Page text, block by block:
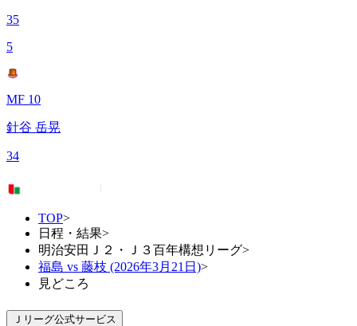
35
5
MF 10
針谷 岳晃
34
TOP>
日程・結果>
明治安田Ｊ２・Ｊ３百年構想リーグ>
福島 vs 藤枝 (2026年3月21日)>
見どころ
Ｊリーグ公式サービス